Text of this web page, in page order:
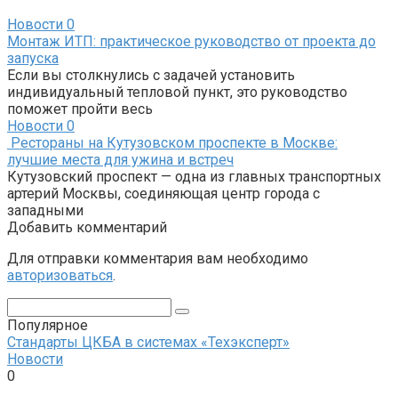
Новости 0
Монтаж ИТП: практическое руководство от проекта до
запуска
Если вы столкнулись с задачей установить
индивидуальный тепловой пункт, это руководство
поможет пройти весь
Новости 0
Рестораны на Кутузовском проспекте в Москве:
лучшие места для ужина и встреч
Кутузовский проспект — одна из главных транспортных
артерий Москвы, соединяющая центр города с
западными
Добавить комментарий
Для отправки комментария вам необходимо
авторизоваться.
Популярное
Стандарты ЦКБА в системах «Техэксперт»
Новости
0